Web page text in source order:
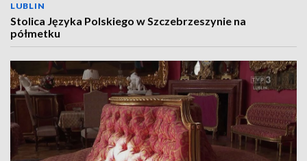
LUBLIN
Stolica Języka Polskiego w Szczebrzeszynie na
półmetku